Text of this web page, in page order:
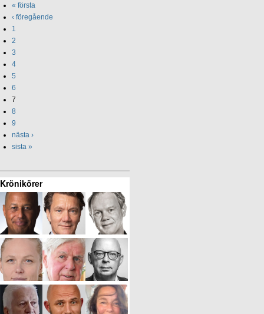
« första
‹ föregående
1
2
3
4
5
6
7
8
9
nästa ›
sista »
Krönikörer